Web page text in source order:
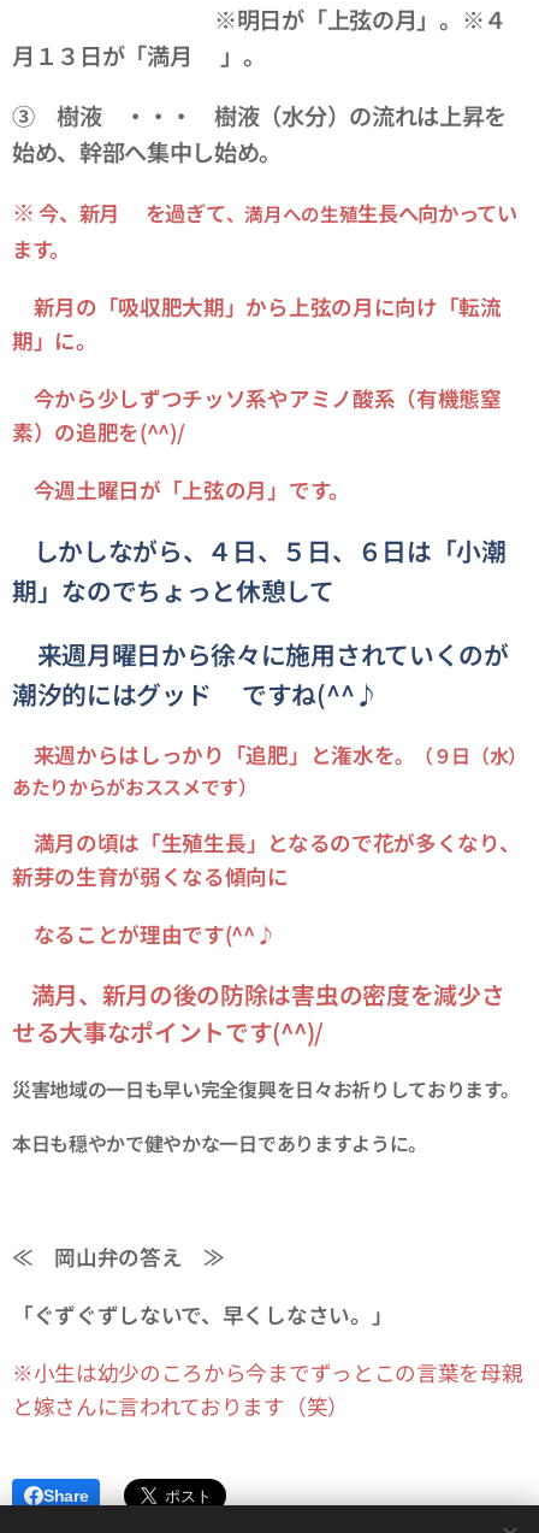
※明日が「上弦の月」。 ※４
月１３日が「満月🌕」。
③ 樹液 ・・・ 樹液（水分）の流れは上昇を
始め、幹部へ集中し始め。
※ 今、新月🌑を過ぎて、満月への生殖生長へ向かってい
ます。
新月の「吸収肥大期」から上弦の月に向け「転流
期」に。
今から少しずつチッソ系やアミノ酸系（有機態窒
素）の追肥を(^^)/
今週土曜日が「上弦の月」です。
しかしながら、４日、５日、６日は「小潮
期」なのでちょっと休憩して
来週月曜日から徐々に施用されていくのが
潮汐的にはグッド👍ですね(^^♪
来週からはしっかり「追肥」と潅水を。（９日（水）
あたりからがおススメです）
満月の頃は「生殖生長 」となるので花が多くなり、
新芽の生育が弱くなる傾向に
なることが理由です(^^♪
満月、新月の後の防除は害虫の密度を減少さ
せる大事なポイントです(^^)/
災害地域の一日も早い完全復興を日々お祈りしております。
本日も穏やかで健やかな一日でありますように。
≪ 岡山弁の答え ≫
「ぐずぐずしないで、早くしなさい。」
※小生は幼少のころから今までずっとこの言葉を母親
と嫁さんに言われております（笑）
Share